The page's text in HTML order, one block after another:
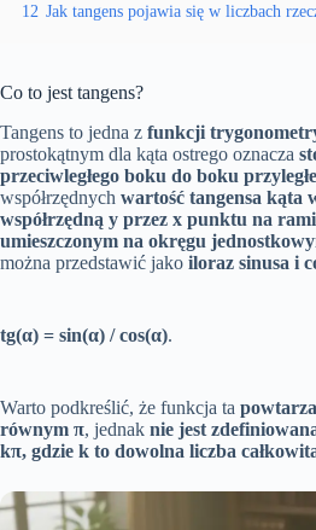
12 Jak tangens pojawia się w liczbach
Co to jest tangens?
Tangens to jedna z funkcji
prostokątnym dla kąta ostrego oznacza
przeciwległego boku do boku
współrzędnych wartość tangensa kąta
współrzędną y przez x punktu na
umieszczonym na okręgu
można przedstawić jako iloraz sinusa i
tg(α) = sin(α) / cos(α).
Warto podkreślić, że funkcja ta
równym π, jednak nie jest
kπ, gdzie k to dowolna liczba